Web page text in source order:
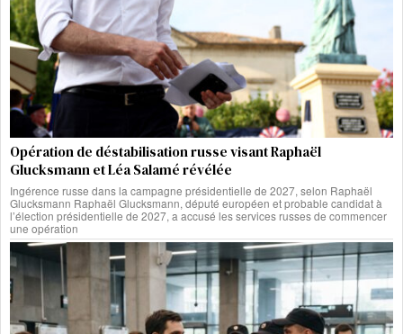
Opération de déstabilisation russe visant Raphaël
Glucksmann et Léa Salamé révélée
Ingérence russe dans la campagne présidentielle de 2027, selon Raphaël
Glucksmann Raphaël Glucksmann, député européen et probable candidat à
l’élection présidentielle de 2027, a accusé les services russes de commencer
une opération